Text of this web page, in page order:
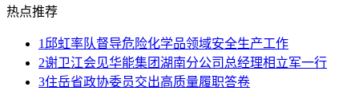
热点推荐
1邱虹率队督导危险化学品领域安全生产工作
2谢卫江会见华能集团湖南分公司总经理相立军一行
3住岳省政协委员交出高质量履职答卷